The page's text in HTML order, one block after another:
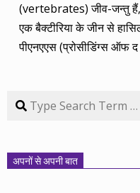
(vertebrates) जीव-जन्तु हैं,
एक बैक्टीरिया के जीन से
पीएनएएस (प्रोसीडिंग्स
Search
अपनों से अपनी बात